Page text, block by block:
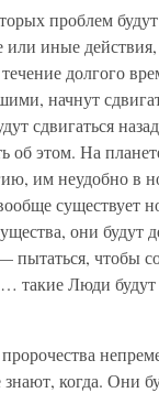
проблем будут
или иные действия,
долгого
начнут
сдвигаться
об этом. На
им неудобно в
существует
они будут
пытаться, чтобы
такие Люди будут
когда. Они